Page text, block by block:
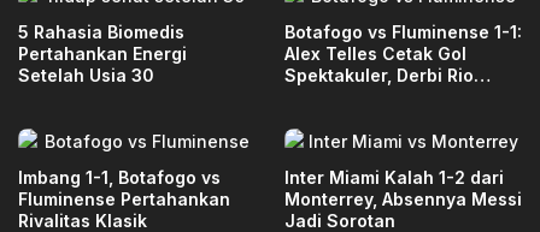
5 Rahasia Biomedis
Pertahankan Energi
Setelah Usia 30
Botafogo vs Fluminense 1-1:
Alex Telles Cetak Gol
Spektakuler, Derbi Rio
Imbang 1-1, Botafogo vs
Fluminense Pertahankan
Rivalitas Klasik
Inter Miami Kalah 1-2 dari
Monterrey, Absennya Messi
Jadi Sorotan